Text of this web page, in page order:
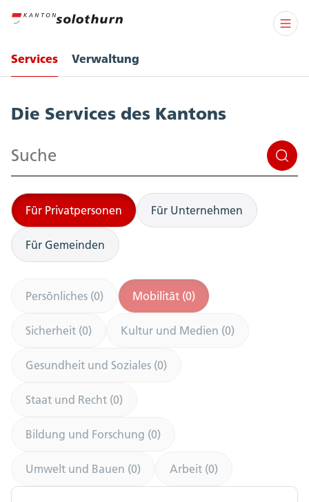
Services Verwaltung
Die Services des Kantons
Suchen
Für Privatpersonen Für Unternehmen
Für Gemeinden
Persönliches (0) Mobilität (0)
Sicherheit (0) Kultur und Medien (0)
Gesundheit und Soziales (0)
Staat und Recht (0)
Bildung und Forschung (0)
Umwelt und Bauen (0) Arbeit (0)